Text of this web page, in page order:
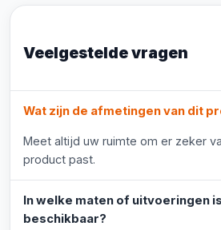
Veelgestelde vragen
Wat zijn de afmetingen van dit
Meet altijd uw ruimte om er zeker
product past.
In welke maten of uitvoeringen
beschikbaar?